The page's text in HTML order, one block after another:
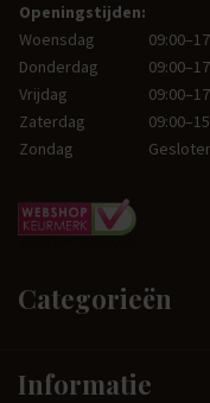
Openingstijden:
Woensdag
Donderdag
Vrijdag
Zaterdag
Zondag
Categorieën
Informatie